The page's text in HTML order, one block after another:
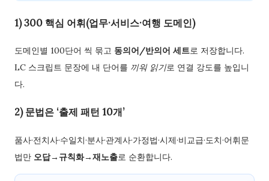
1) 300 핵심 어휘(업무·서비스·여행 도메인)
도메인별 100단어 씩 묶고 동의어/반의어 세트로 저장합니다.
LC 스크립트 문장에 내 단어를 끼워 읽기로 연결 강도를 높입니
다.
2) 문법은 ‘출제 패턴 10개’
품사·전치사·수일치·분사·관계사·가정법·시제·비교급·도치·어휘문
법만 오답→규칙화→재노출로 순환합니다.